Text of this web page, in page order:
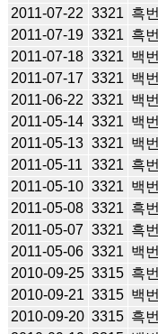
2011-07-22 3321 흑번
2011-07-19 3321 흑번
2011-07-18 3321 백번
2011-07-17 3321 백번
2011-06-22 3321 백번
2011-05-14 3321 백번
2011-05-13 3321 백번
2011-05-11
3321 흑번
2011-05-10 3321 백번
2011-05-08 3321 흑번
2011-05-07 3321 흑번
2011-05-06 3321 백번
2010-09-25 3315 흑번
2010-09-21 3315 백번
2010-09-20 3315 흑번